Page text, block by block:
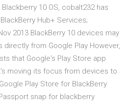
10 OS, cobalt232 has
Hub+ Services;
2013 BlackBerry 10 devices may
directly from Google Play However,
that Google's Play Store app
moving its focus from devices to
Play Store for BlackBerry
snap for blackberry